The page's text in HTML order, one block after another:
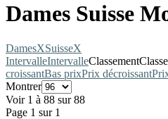
Dames Suisse
DamesXSuisseX
IntervalleIntervalleClassement
croissantBas prixPrix décroissant
Montrer
Voir 1 à 88 sur 88
Page 1 sur 1